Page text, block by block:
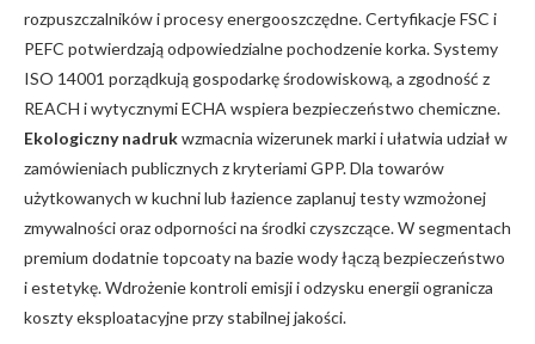
rozpuszczalników i procesy energooszczędne. Certyfikacje FSC i
PEFC potwierdzają odpowiedzialne pochodzenie korka. Systemy
ISO 14001 porządkują gospodarkę środowiskową, a zgodność z
REACH i wytycznymi ECHA wspiera bezpieczeństwo chemiczne.
Ekologiczny nadrukwzmacnia wizerunek marki i ułatwia udział w
zamówieniach publicznych z kryteriami GPP. Dla towarów
użytkowanych w kuchni lub łazience zaplanuj testy wzmożonej
zmywalności oraz odporności na środki czyszczące. W segmentach
premium dodatnie topcoaty na bazie wody łączą bezpieczeństwo
i estetykę. Wdrożenie kontroli emisji i odzysku energii ogranicza
koszty eksploatacyjne przy stabilnej jakości.